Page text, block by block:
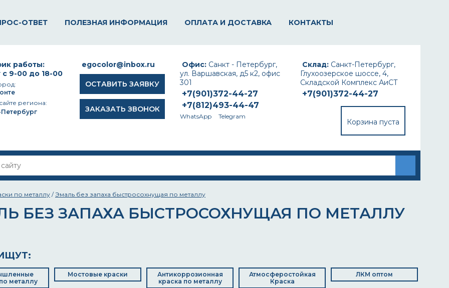
ОТВЕТ ПОЛЕЗНАЯ ИНФОРМАЦИЯ ОПЛАТА И ДОСТАВКА КОНТАКТЫ
Склад: Санкт-Петербург,
Глухоозерское шоссе, 4,
Складской Комплекс АиСТ
+7(901)372-44-27
Корзина пуста
Офис: Санкт - Петербург,
ул. Варшавская, д5 к2, офис
301
+7(901)372-44-27
+7(812)493-44-47
WhatsApp Telegram
egocolor@inbox.ru
ОСТАВИТЬ ЗАЯВКУ
ЗАКАЗАТЬ ЗВОНОК
работы:
с 9-00 до 18-00
региона:
Петербург
по металлу /Эмаль без запаха быстросохнущая по металлу
БЕЗ ЗАПАХА БЫСТРОСОХНУЩАЯ ПО МЕТАЛЛУ
металлу
Мостовые краски
Антикоррозионная
краска по металлу
Атмосферостойкая
Краска
ЛКМ оптом